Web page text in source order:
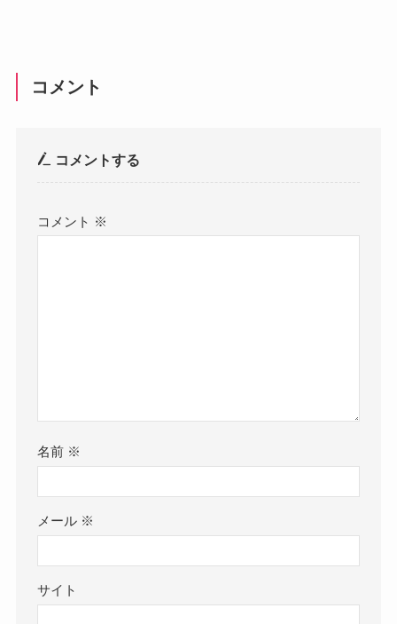
コメント
コメントする
コメント ※
名前 ※
メール ※
サイト